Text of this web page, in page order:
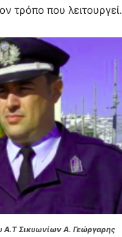
τρόπο που λειτουργεί.
Α.Τ Σικυωνίων Α. Γεώργαρης